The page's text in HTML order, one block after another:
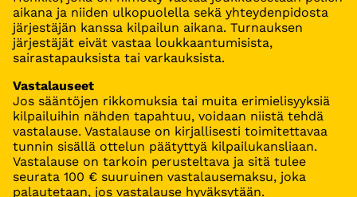
aikana ja niiden ulkopuolella sekä yhteydenpidosta
järjestäjän kanssa kilpailun aikana. Turnauksen
järjestäjät eivät vastaa loukkaantumisista,
sairastapauksista tai varkauksista.
Vastalauseet
Jos sääntöjen rikkomuksia tai muita erimielisyyksiä
kilpailuihin nähden tapahtuu, voidaan niistä tehdä
vastalause. Vastalause on kirjallisesti toimitettavaa
tunnin sisällä ottelun päätyttyä kilpailukansliaan.
Vastalause on tarkoin perusteltava ja sitä tulee
seurata 100 € suuruinen vastalausemaksu, joka
palautetaan, jos vastalause hyväksytään.